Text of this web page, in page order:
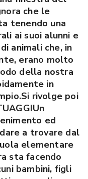
che le
tenendo una
ai suoi alunni e
animali che, in
erano molto
della nostra
in
rivolge poi
ed
a trovare dal
elementare
sta facendo
bambini, figli